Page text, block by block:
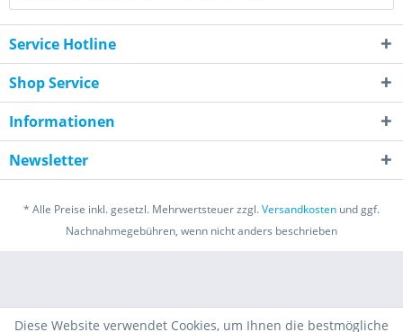
Service Hotline
Shop Service
Informationen
Newsletter
* Alle Preise inkl. gesetzl. Mehrwertsteuer zzgl.Versandkosten und ggf.
Nachnahmegebühren, wenn nicht anders beschrieben
Diese Website verwendet Cookies, um Ihnen die bestmögliche